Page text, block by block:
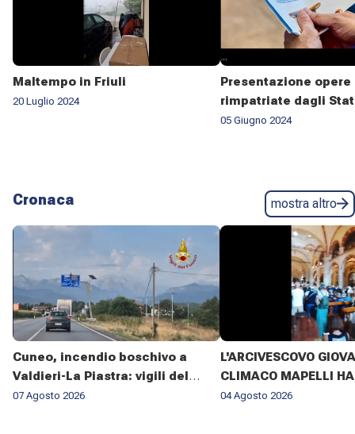
Maltempo in Friuli
20 Luglio 2024
Presentazione opere
rimpatriate dagli
05 Giugno 2024
Cronaca mostra altro
Cuneo, incendio boschivo a
Valdieri-La Piastra: vigili del
fuoco al lavoro da sette giorni
07 Agosto 2026
L'ARCIVESCOVO
CLIMACO MAPELLI HA
PRESENZIATO AL
04 Agosto 2026